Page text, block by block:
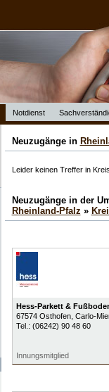
Notdienst
Neuzugänge in
Leider keinen Treffer in
Neuzugänge in der
Rheinland-Pfalz »
Hess-Parkett &
67574 Osthofen, Carlo-
Tel.: (06242) 90 48 60
Innungsmitglied